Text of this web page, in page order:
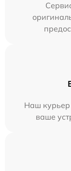
Наш курьер
ваше